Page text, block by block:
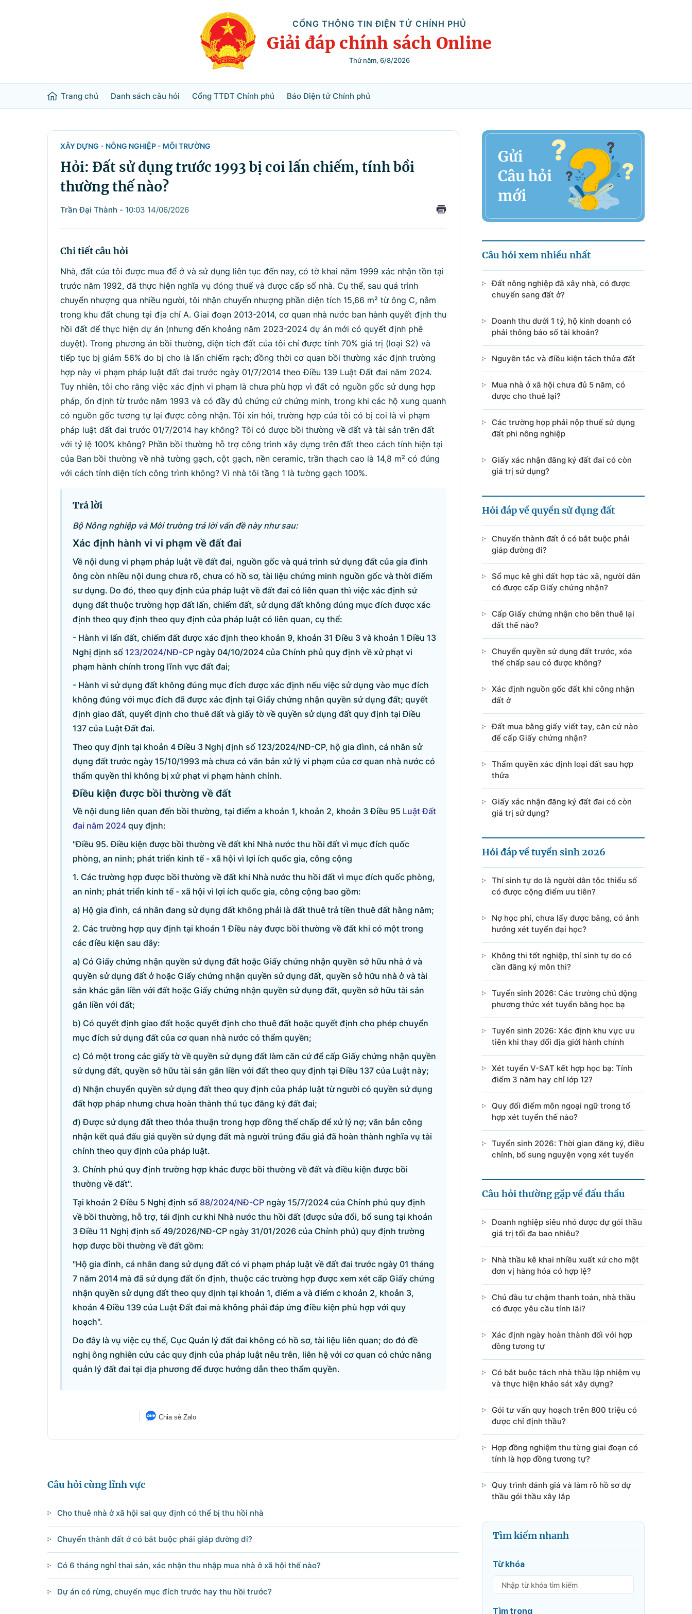
CỔNG THÔNG TIN ĐIỆN TỬ CHÍNH PHỦ
Giải đáp chính sách Online
Thứ năm, 6/8/2026
Trang chủ Danh sách câu hỏi Cổng TTĐT Chính phủ Báo Điện tử Chính phủ
Tìm kiếm
Tìm trong
Lĩnh vực
Danh sách câu hỏi
Câu hỏi chờ trả lời
Hỏi đáp về tuyển sinh 2026
Câu hỏi thường gặp về đấu thầu
© CỔNG THÔNG TIN ĐIỆN TỬ CHÍNH PHỦ
Tổng Giám đốc: Nguyễn Hồng Sâm
Trụ sở: 16 Lê Hồng Phong - Ba Đình - Hà Nội.
Điện thoại: Văn phòng: 080 43162; Fax: 080.48924;
Email: thongtinchinhphu@chinhphu.vn.
Cổng TTĐT Chính phủ Văn phòng Chính phủ
Bản quyền thuộc Cổng Thông tin điện tử Chính phủ.
Ghi rõ nguồn 'Cổng Thông tin điện tử Chính phủ' hoặc 'www.chinhphu.vn' khi phát hành lại thông tin từ các nguồn này.
XÂY DỰNG - NÔNG NGHIỆP - MÔI TRƯỜNG
Hỏi: Đất sử dụng trước 1993 bị coi lấn chiếm, tính bồi
thường thế nào?
Trần Đại Thành - 10:03 14/06/2026
Chi tiết câu hỏi
Nhà, đất của tôi được mua để ở và sử dụng liên tục đến nay, có tờ khai năm 1999 xác nhận tồn tại
trước năm 1992, đã thực hiện nghĩa vụ đóng thuế và được cấp số nhà. Cụ thể, sau quá trình
chuyển nhượng qua nhiều người, tôi nhận chuyển nhượng phần diện tích 15,66 m² từ ông C, nằm
trong khu đất chung tại địa chỉ A. Giai đoạn 2013-2014, cơ quan nhà nước ban hành quyết định thu
hồi đất để thực hiện dự án (nhưng đến khoảng năm 2023-2024 dự án mới có quyết định phê
duyệt). Trong phương án bồi thường, diện tích đất của tôi chỉ được tính 70% giá trị (loại S2) và
tiếp tục bị giảm 56% do bị cho là lấn chiếm rạch; đồng thời cơ quan bồi thường xác định trường
hợp này vi phạm pháp luật đất đai trước ngày 01/7/2014 theo Điều 139 Luật Đất đai năm 2024.
Tuy nhiên, tôi cho rằng việc xác định vi phạm là chưa phù hợp vì đất có nguồn gốc sử dụng hợp
pháp, ổn định từ trước năm 1993 và có đầy đủ chứng cứ chứng minh, trong khi các hộ xung quanh
có nguồn gốc tương tự lại được công nhận. Tôi xin hỏi, trường hợp của tôi có bị coi là vi phạm
pháp luật đất đai trước 01/7/2014 hay không? Tôi có được bồi thường về đất và tài sản trên đất
với tỷ lệ 100% không? Phần bồi thường hỗ trợ công trình xây dựng trên đất theo cách tính hiện tại
của Ban bồi thường về nhà tường gạch, cột gạch, nền ceramic, trần thạch cao là 14,8 m² có đúng
với cách tính diện tích công trình không? Vì nhà tôi tầng 1 là tường gạch 100%.
Trả lời
Bộ Nông nghiệp và Môi trường trả lời vấn đề này như sau:
Xác định hành vi vi phạm về đất đai
Về nội dung vi phạm pháp luật về đất đai, nguồn gốc và quá trình sử dụng đất của gia đình
ông còn nhiều nội dung chưa rõ, chưa có hồ sơ, tài liệu chứng minh nguồn gốc và thời điểm
sư dụng. Do đó, theo quy định của pháp luật về đất đai có liên quan thì việc xác định sử
dụng đất thuộc trường hợp đất lấn, chiếm đất, sử dụng đất không đúng mục đích được xác
định theo quy định theo quy định của pháp luật có liên quan, cụ thể:
- Hành vi lấn đất, chiếm đất được xác định theo khoản 9, khoản 31 Điều 3 và khoản 1 Điều 13
Nghị định số 123/2024/NĐ-CP ngày 04/10/2024 của Chính phủ quy định về xử phạt vi
phạm hành chính trong lĩnh vực đất đai;
- Hành vi sử dụng đất không đúng mục đích được xác định nếu việc sử dụng vào mục đích
không đúng với mục đích đã được xác định tại Giấy chứng nhận quyền sử dụng đất; quyết
định giao đất, quyết định cho thuê đất và giấy tờ về quyền sử dụng đất quy định tại Điều
137 của Luật Đất đai.
Theo quy định tại khoản 4 Điều 3 Nghị định số 123/2024/NĐ-CP, hộ gia đình, cá nhân sử
dụng đất trước ngày 15/10/1993 mà chưa có văn bản xử lý vi phạm của cơ quan nhà nước có
thẩm quyền thì không bị xử phạt vi phạm hành chính.
Điều kiện được bồi thường về đất
Về nội dung liên quan đến bồi thường, tại điểm a khoản 1, khoản 2, khoản 3 Điều 95 Luật Đất
đai năm 2024 quy định:
"Điều 95. Điều kiện được bồi thường về đất khi Nhà nước thu hồi đất vì mục đích quốc
phòng, an ninh; phát triển kinh tế - xã hội vì lợi ích quốc gia, công cộng
1. Các trường hợp được bồi thường về đất khi Nhà nước thu hồi đất vì mục đích quốc phòng,
an ninh; phát triển kinh tế - xã hội vì lợi ích quốc gia, công cộng bao gồm:
a) Hộ gia đình, cá nhân đang sử dụng đất không phải là đất thuê trả tiền thuê đất hằng năm;
2. Các trường hợp quy định tại khoản 1 Điều này được bồi thường về đất khi có một trong
các điều kiện sau đây:
a) Có Giấy chứng nhận quyền sử dụng đất hoặc Giấy chứng nhận quyền sở hữu nhà ở và
quyền sử dụng đất ở hoặc Giấy chứng nhận quyền sử dụng đất, quyền sở hữu nhà ở và tài
sản khác gắn liền với đất hoặc Giấy chứng nhận quyền sử dụng đất, quyền sở hữu tài sản
gắn liền với đất;
b) Có quyết định giao đất hoặc quyết định cho thuê đất hoặc quyết định cho phép chuyển
mục đích sử dụng đất của cơ quan nhà nước có thẩm quyền;
c) Có một trong các giấy tờ về quyền sử dụng đất làm căn cứ để cấp Giấy chứng nhận quyền
sử dụng đất, quyền sở hữu tài sản gắn liền với đất theo quy định tại Điều 137 của Luật này;
d) Nhận chuyển quyền sử dụng đất theo quy định của pháp luật từ người có quyền sử dụng
đất hợp pháp nhưng chưa hoàn thành thủ tục đăng ký đất đai;
đ) Được sử dụng đất theo thỏa thuận trong hợp đồng thế chấp để xử lý nợ; văn bản công
nhận kết quả đấu giá quyền sử dụng đất mà người trúng đấu giá đã hoàn thành nghĩa vụ tài
chính theo quy định của pháp luật.
3. Chính phủ quy định trường hợp khác được bồi thường về đất và điều kiện được bồi
thường về đất".
Tại khoản 2 Điều 5 Nghị định số 88/2024/NĐ-CP ngày 15/7/2024 của Chính phủ quy định
về bồi thường, hỗ trợ, tái định cư khi Nhà nước thu hồi đất (được sửa đổi, bổ sung tại khoản
3 Điều 11 Nghị định số 49/2026/NĐ-CP ngày 31/01/2026 của Chính phủ) quy định trường
hợp được bồi thường về đất gồm:
"Hộ gia đình, cá nhân đang sử dụng đất có vi phạm pháp luật về đất đai trước ngày 01 tháng
7 năm 2014 mà đã sử dụng đất ổn định, thuộc các trường hợp được xem xét cấp Giấy chứng
nhận quyền sử dụng đất theo quy định tại khoản 1, điểm a và điểm c khoản 2, khoản 3,
khoản 4 Điều 139 của Luật Đất đai mà không phải đáp ứng điều kiện phù hợp với quy
hoạch".
Do đây là vụ việc cụ thể, Cục Quản lý đất đai không có hồ sơ, tài liệu liên quan; do đó đề
nghị ông nghiên cứu các quy định của pháp luật nêu trên, liên hệ với cơ quan có chức năng
quản lý đất đai tại địa phương để được hướng dẫn theo thẩm quyền.
Chia sẻ Zalo
Câu hỏi cùng lĩnh vực
Cho thuê nhà ở xã hội sai quy định có thể bị thu hồi nhà
Chuyển thành đất ở có bắt buộc phải giáp đường đi?
Có 6 tháng nghỉ thai sản, xác nhận thu nhập mua nhà ở xã hội thế nào?
Dự án có rừng, chuyển mục đích trước hay thu hồi trước?
Câu hỏi xem nhiều nhất
Đất nông nghiệp đã xây nhà, có được
chuyển sang đất ở?
Doanh thu dưới 1 tỷ, hộ kinh doanh có
phải thông báo số tài khoản?
Nguyên tắc và điều kiện tách thửa đất
Mua nhà ở xã hội chưa đủ 5 năm, có
được cho thuê lại?
Các trường hợp phải nộp thuế sử dụng
đất phi nông nghiệp
Giấy xác nhận đăng ký đất đai có còn
giá trị sử dụng?
Hỏi đáp về quyền sử dụng đất
Chuyển thành đất ở có bắt buộc phải
giáp đường đi?
Sổ mục kê ghi đất hợp tác xã, người dân
có được cấp Giấy chứng nhận?
Cấp Giấy chứng nhận cho bên thuê lại
đất thế nào?
Chuyển quyền sử dụng đất trước, xóa
thế chấp sau có được không?
Xác định nguồn gốc đất khi công nhận
đất ở
Đất mua bằng giấy viết tay, căn cứ nào
để cấp Giấy chứng nhận?
Thẩm quyền xác định loại đất sau hợp
thửa
Giấy xác nhận đăng ký đất đai có còn
giá trị sử dụng?
Hỏi đáp về tuyển sinh 2026
Thí sinh tự do là người dân tộc thiểu số
có được cộng điểm ưu tiên?
Nợ học phí, chưa lấy được bằng, có ảnh
hưởng xét tuyển đại học?
Không thi tốt nghiệp, thí sinh tự do có
cần đăng ký môn thi?
Tuyển sinh 2026: Các trường chủ động
phương thức xét tuyển bằng học bạ
Tuyển sinh 2026: Xác định khu vực ưu
tiên khi thay đổi địa giới hành chính
Xét tuyển V-SAT kết hợp học bạ: Tính
điểm 3 năm hay chỉ lớp 12?
Quy đổi điểm môn ngoại ngữ trong tổ
hợp xét tuyển thế nào?
Tuyển sinh 2026: Thời gian đăng ký, điều
chỉnh, bổ sung nguyện vọng xét tuyển
Câu hỏi thường gặp về đấu thầu
Doanh nghiệp siêu nhỏ được dự gói thầu
giá trị tối đa bao nhiêu?
Nhà thầu kê khai nhiều xuất xứ cho một
đơn vị hàng hóa có hợp lệ?
Chủ đầu tư chậm thanh toán, nhà thầu
có được yêu cầu tính lãi?
Xác định ngày hoàn thành đối với hợp
đồng tương tự
Có bắt buộc tách nhà thầu lập nhiệm vụ
và thực hiện khảo sát xây dựng?
Gói tư vấn quy hoạch trên 800 triệu có
được chỉ định thầu?
Hợp đồng nghiệm thu từng giai đoạn có
tính là hợp đồng tương tự?
Quy trình đánh giá và làm rõ hồ sơ dự
thầu gói thầu xây lắp
Tìm kiếm nhanh
Từ khóa
Tìm trong